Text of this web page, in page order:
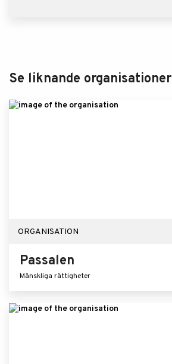
Se liknande organisationer
ORGANISATION
Passalen
Mänskliga rättigheter